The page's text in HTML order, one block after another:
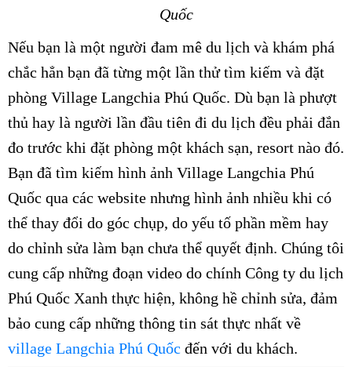
Quốc
Nếu bạn là một người đam mê du lịch và khám phá
chắc hẳn bạn đã từng một lần thử tìm kiếm và đặt
phòng Village Langchia Phú Quốc. Dù bạn là phượt
thủ hay là người lần đầu tiên đi du lịch đều phải đắn
đo trước khi đặt phòng một khách sạn, resort nào đó.
Bạn đã tìm kiếm hình ảnh Village Langchia Phú
Quốc qua các website nhưng hình ảnh nhiều khi có
thể thay đổi do góc chụp, do yếu tố phần mềm hay
do chỉnh sửa làm bạn chưa thể quyết định. Chúng tôi
cung cấp những đoạn video do chính Công ty du lịch
Phú Quốc Xanh thực hiện, không hề chỉnh sửa, đảm
bảo cung cấp những thông tin sát thực nhất về
village Langchia Phú Quốc đến với du khách.